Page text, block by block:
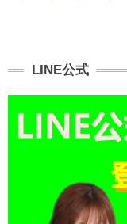
LINE公式